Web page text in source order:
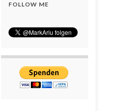
FOLLOW ME